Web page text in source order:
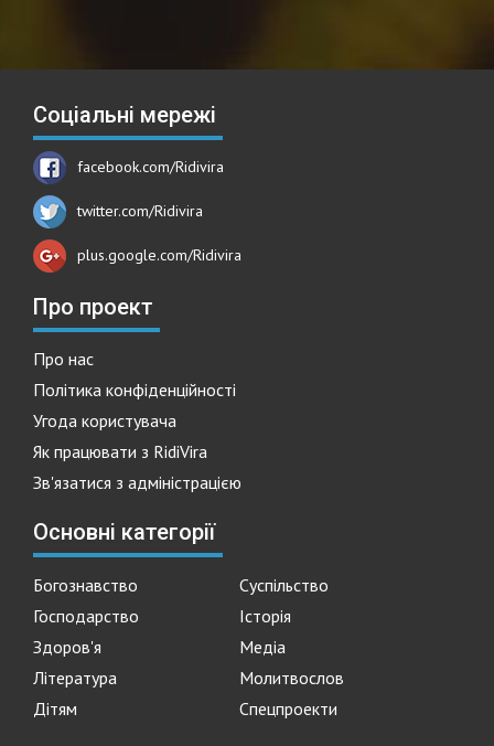
Соціальні мережі
facebook.com/Ridivira
twitter.com/Ridivira
plus.google.com/Ridivira
Про проект
Про нас
Політика конфіденційності
Угода користувача
Як працювати з RidiVira
Зв'язатися з адміністрацією
Основні категорії
Богознавство
Суспільство
Господарство
Історія
Здоров'я
Медіа
Література
Молитвослов
Дітям
Спецпроекти